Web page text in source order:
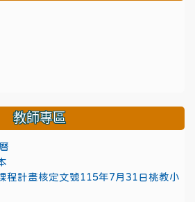
教師專區
程計畫核定文號115年7月31日桃教小